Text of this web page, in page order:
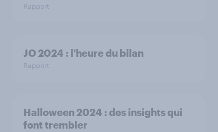
Rapport
JO 2024 : l'heure du bilan
Rapport
Halloween 2024 : des insights qui
font trembler